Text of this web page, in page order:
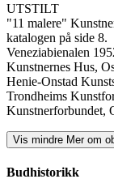
UTSTILT
"11 malere"
katalogen på side 8.
Veneziabienalen
Kunstnernes Hus,
Henie-Onstad
Trondheims
Kunstnerforbundet,
Vis mindre Mer om
Budhistorikk